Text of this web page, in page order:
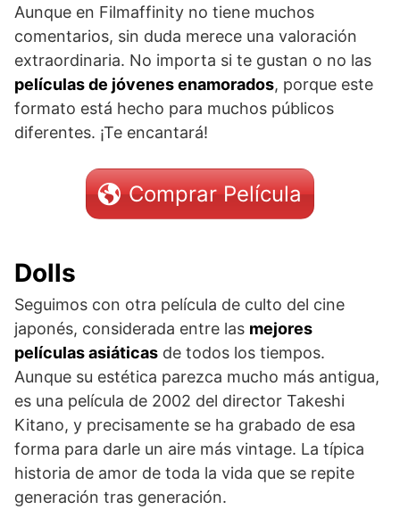
Aunque en Filmaffinity no tiene muchos
comentarios, sin duda merece una valoración
extraordinaria. No importa si te gustan o no las
películas de jóvenes enamorados, porque este
formato está hecho para muchos públicos
diferentes. ¡Te encantará!
Comprar Película
Dolls
Seguimos con otra película de culto del cine
japonés, considerada entre las mejores
películas asiáticas de todos los tiempos.
Aunque su estética parezca mucho más antigua,
es una película de 2002 del director Takeshi
Kitano, y precisamente se ha grabado de esa
forma para darle un aire más vintage. La típica
historia de amor de toda la vida que se repite
generación tras generación.